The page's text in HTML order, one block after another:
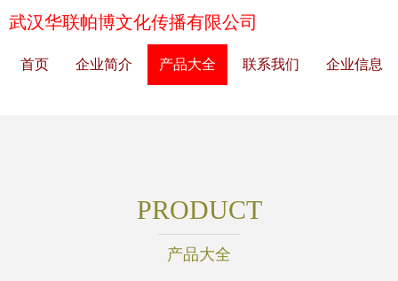
武汉华联帕博文化传播有限公司
首页 企业简介 产品大全 联系我们 企业信息
PRODUCT
产品大全